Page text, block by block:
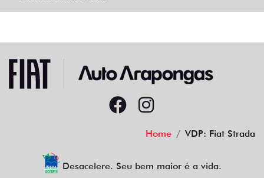
Home VDP: Fiat Strada
Desacelere. Seu bem maior é a vida.